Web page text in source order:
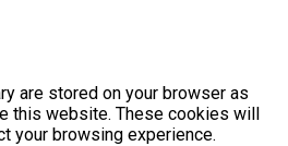
are stored on your browser as
this website. These cookies will
your browsing experience.